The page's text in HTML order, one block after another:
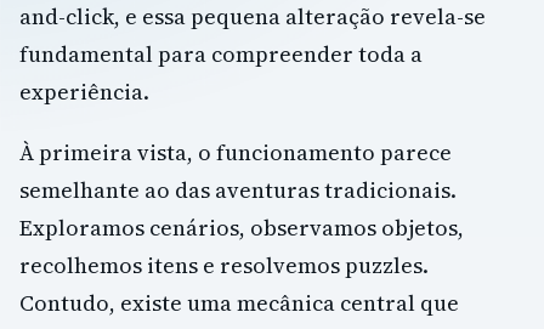
and-click, e essa pequena alteração revela-se
fundamental para compreender toda a
experiência.
À primeira vista, o funcionamento parece
semelhante ao das aventuras tradicionais.
Exploramos cenários, observamos objetos,
recolhemos itens e resolvemos puzzles.
Contudo, existe uma mecânica central que